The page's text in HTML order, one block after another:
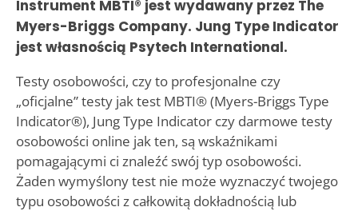
Instrument MBTI® jest wydawany przez The
Myers-Briggs Company. Jung Type Indicator
jest własnością Psytech International.
Testy osobowości, czy to profesjonalne czy
„oficjalne” testy jak test MBTI® (Myers-Briggs Type
Indicator®), Jung Type Indicator czy darmowe testy
osobowości online jak ten, są wskaźnikami
pomagającymi ci znaleźć swój typ osobowości.
Żaden wymyślony test nie może wyznaczyć twojego
typu osobowości z całkowitą dokładnością lub